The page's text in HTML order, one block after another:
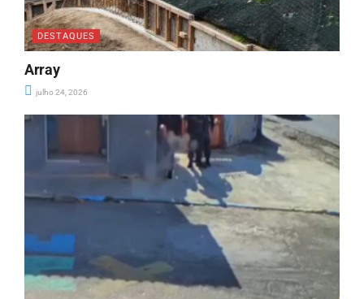
DESTAQUES
Array
julho 24, 2026